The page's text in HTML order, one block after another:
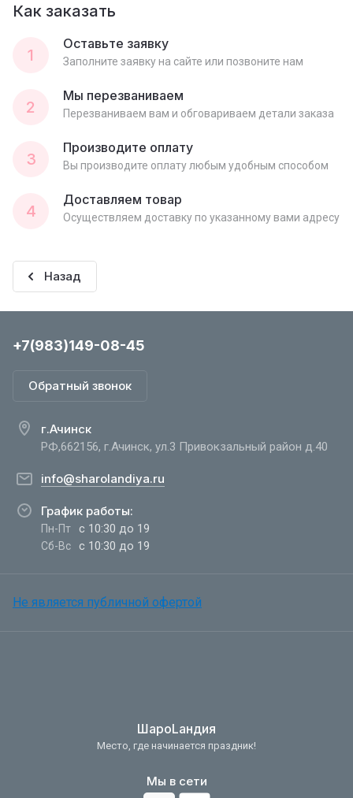
Как заказать
1
Оставьте заявку
Заполните заявку на сайте или позвоните нам
2
Мы перезваниваем
Перезваниваем вам и обговариваем детали заказа
3
Производите оплату
Вы производите оплату любым удобным способом
4
Доставляем товар
Осуществляем доставку по указанному вами адресу
Назад
+7(983)149-08-45
Обратный звонок
г.Ачинск
РФ,662156, г.Ачинск, ул.3 Привокзальный район д.40
info@sharolandiya.ru
График работы:
Пн-Пт с 10:30 до 19
Сб-Вс с 10:30 до 19
Не является публичной офертой
ШароLандия
Место, где начинается праздник!
Мы в сети